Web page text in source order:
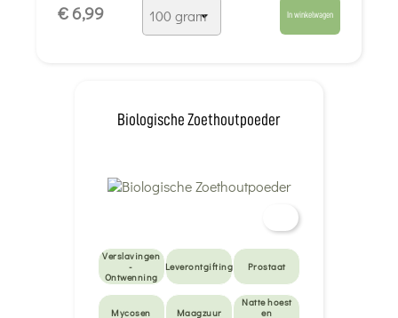
€ 6,99 In winkelwagen
Biologische Zoethoutpoeder
Verslavingen
-
Ontwenning
Leverontgifting Prostaat
Mycosen Maagzuur
Natte hoest
en